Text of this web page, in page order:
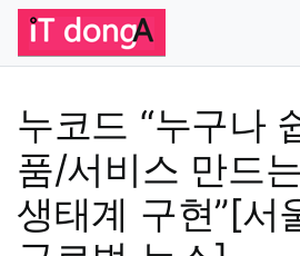
누코드 “누구나
품/서비스 만드
생태계 구현”[서